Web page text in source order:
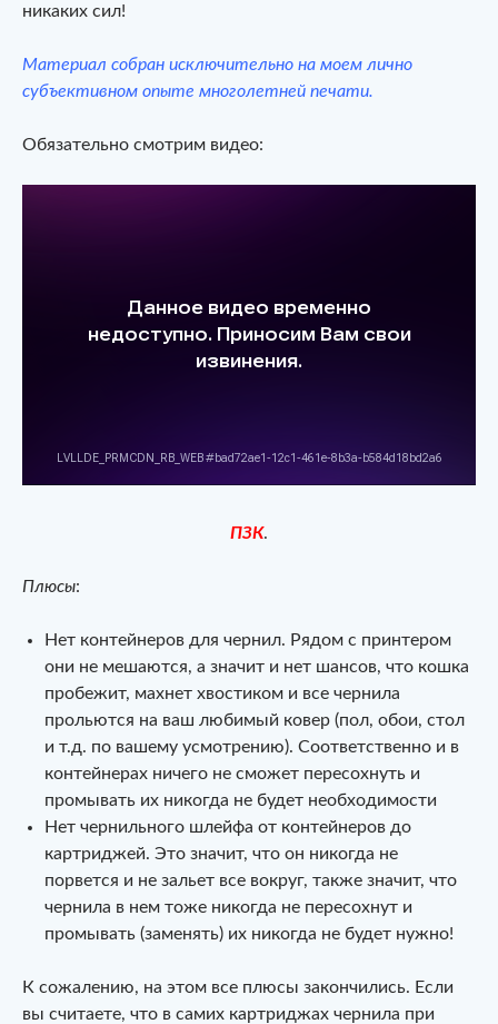
никаких сил!
Материал собран исключительно на моем лично
субъективном опыте многолетней печати.
Обязательно смотрим видео:
ПЗК.
Плюсы:
Нет контейнеров для чернил. Рядом с принтером
они не мешаются, а значит и нет шансов, что кошка
пробежит, махнет хвостиком и все чернила
прольются на ваш любимый ковер (пол, обои, стол
и т.д. по вашему усмотрению). Соответственно и в
контейнерах ничего не сможет пересохнуть и
промывать их никогда не будет необходимости
Нет чернильного шлейфа от контейнеров до
картриджей. Это значит, что он никогда не
порвется и не зальет все вокруг, также значит, что
чернила в нем тоже никогда не пересохнут и
промывать (заменять) их никогда не будет нужно!
К сожалению, на этом все плюсы закончились. Если
вы считаете, что в самих картриджах чернила при